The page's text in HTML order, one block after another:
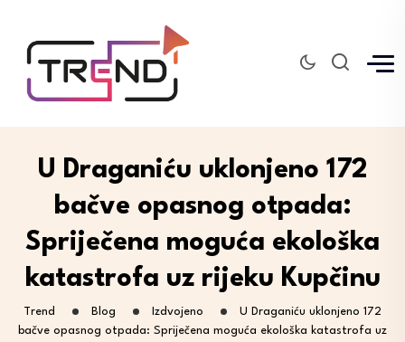
U Draganiću uklonjeno 172
bačve opasnog otpada:
Spriječena moguća ekološka
katastrofa uz rijeku Kupčinu
Trend Blog Izdvojeno
U Draganiću uklonjeno 172
bačve opasnog otpada: Spriječena moguća ekološka katastrofa uz